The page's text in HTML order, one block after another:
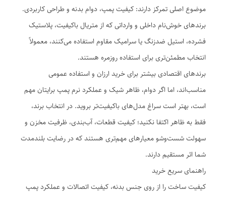
موضوع اصلی تمرکز دارند: کیفیت پمپ، دوام بدنه و طراحی کاربردی.
برندهای خوش‌نام داخلی و وارداتی که از متریال باکیفیت، پلاستیک
فشرده، استیل ضدزنگ یا سرامیک مقاوم استفاده می‌کنند، معمولاً
انتخاب مطمئن‌تری برای استفاده روزمره هستند.
برندهای اقتصادی بیشتر برای خرید ارزان و استفاده عمومی
مناسب‌اند، اما اگر دوام، ظاهر شیک و عملکرد نرم پمپ برایتان مهم
است، بهتر است سراغ مدل‌های باکیفیت‌تر بروید. در انتخاب برند،
فقط به ظاهر اکتفا نکنید؛ کیفیت قطعات، آب‌بندی، ظرفیت مخزن و
سهولت شست‌وشو معیارهای مهم‌تری هستند که در رضایت بلندمدت
شما اثر مستقیم دارند.
راهنمای سریع خرید
کیفیت ساخت را از روی جنس بدنه، کیفیت اتصالات و عملکرد پمپ